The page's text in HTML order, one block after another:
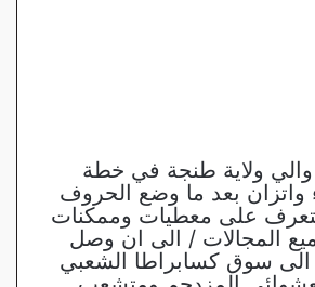
ولاية طنجة في خطة
واتزان بعد ما وضع الحروف
على معطيات وممكنات
المجالات / الى ان وصل
الى سوق كسابراطا الشعبي